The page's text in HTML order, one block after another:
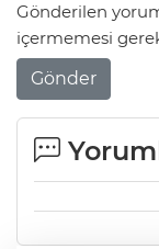
Gönderilen
içermemesi
Gönder